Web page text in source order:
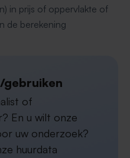
in prijs of oppervlakte of
de berekening
gebruiken
of
En u wilt onze
uw onderzoek?
huurdata